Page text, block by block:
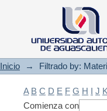
Filtrado
Inicio → Filtrado by:
A B C D E F G H I J K
Comienza con